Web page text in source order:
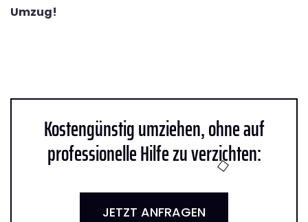
Umzug!
Kostengünstig umziehen, ohne auf
professionelle Hilfe zu verzichten:
JETZT ANFRAGEN